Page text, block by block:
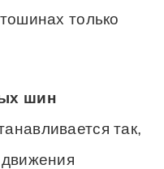
только
шин
так,